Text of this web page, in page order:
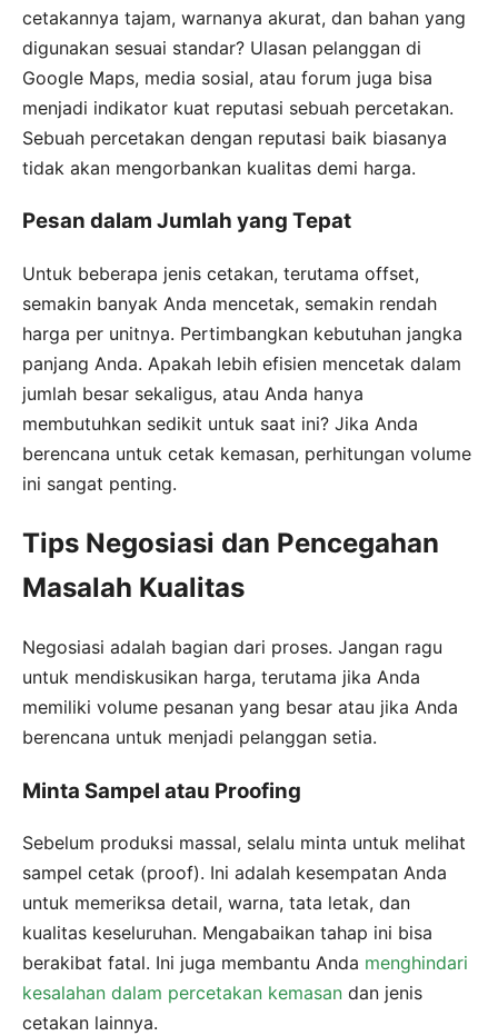
cetakannya tajam, warnanya akurat, dan bahan yang
digunakan sesuai standar? Ulasan pelanggan di
Google Maps, media sosial, atau forum juga bisa
menjadi indikator kuat reputasi sebuah percetakan.
Sebuah percetakan dengan reputasi baik biasanya
tidak akan mengorbankan kualitas demi harga.
Pesan dalam Jumlah yang Tepat
Untuk beberapa jenis cetakan, terutama offset,
semakin banyak Anda mencetak, semakin rendah
harga per unitnya. Pertimbangkan kebutuhan jangka
panjang Anda. Apakah lebih efisien mencetak dalam
jumlah besar sekaligus, atau Anda hanya
membutuhkan sedikit untuk saat ini? Jika Anda
berencana untuk cetak kemasan, perhitungan volume
ini sangat penting.
Tips Negosiasi dan Pencegahan
Masalah Kualitas
Negosiasi adalah bagian dari proses. Jangan ragu
untuk mendiskusikan harga, terutama jika Anda
memiliki volume pesanan yang besar atau jika Anda
berencana untuk menjadi pelanggan setia.
Minta Sampel atau Proofing
Sebelum produksi massal, selalu minta untuk melihat
sampel cetak (proof). Ini adalah kesempatan Anda
untuk memeriksa detail, warna, tata letak, dan
kualitas keseluruhan. Mengabaikan tahap ini bisa
berakibat fatal. Ini juga membantu Anda menghindari
kesalahan dalam percetakan kemasan dan jenis
cetakan lainnya.